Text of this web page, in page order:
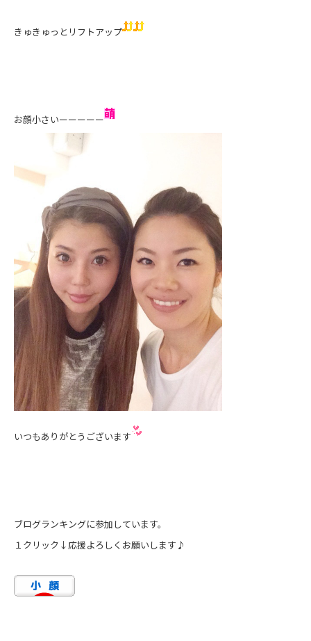
きゅきゅっとリフトアップ
お顔小さいーーーーー
いつもありがとうございます
ブログランキングに参加しています。
１クリック↓応援よろしくお願いします♪